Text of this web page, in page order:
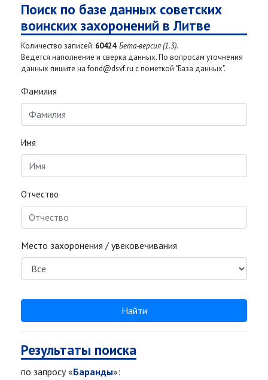
Поиск по базе данных советских
воинских захоронений в Литве
Количество записей: 60424.Бета-версия (1.3).
Ведется наполнение и сверка данных. По вопросам уточнения
данных пишите на fond@dsvf.ru с пометкой "База данных".
Фамилия
Имя
Отчество
Место захоронения / увековечивания
Найти
Результаты поиска
по запросу «Баранды»: